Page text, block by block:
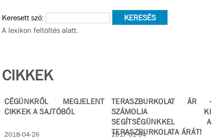
Keresett szó:
A lexikon feltöltés alatt.
CIKKEK
CÉGÜNKRŐL MEGJELENT
CIKKEK A SAJTÓBÓL
2018-04-26
TERASZBURKOLAT ÁR -
SZÁMOLJA KI
SEGÍTSÉGÜNKKEL A
TERASZBURKOLATA ÁRÁT!
2017-01-04